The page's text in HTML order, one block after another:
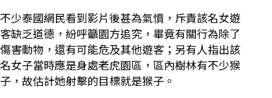
不少泰國網民看到影片後甚為氣憤，斥責該名女遊
客缺乏道德，紛呼籲園方追究，畢竟有關行為除了
傷害動物，還有可能危及其他遊客；另有人指出該
名女子當時應是身處老虎園區，區內樹林有不少猴
子，故估計她射擊的目標就是猴子。